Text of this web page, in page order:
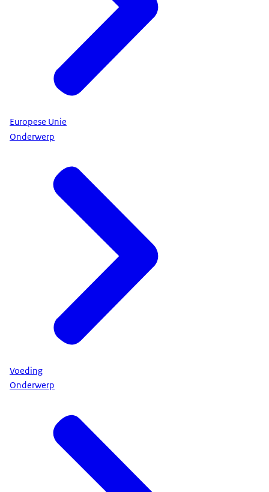
Europese Unie
Onderwerp
Voeding
Onderwerp